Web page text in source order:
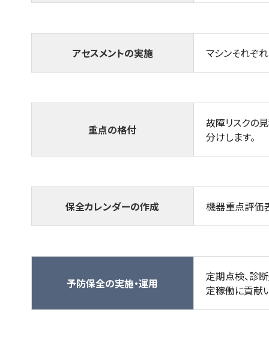
アセスメントの実施 マシンそれぞ
重点の格付
故障リスクの
分けします。
保全カレンダーの作成 機器重点評価
予防保全の実施・運用
定期点検、診
定稼働に貢献